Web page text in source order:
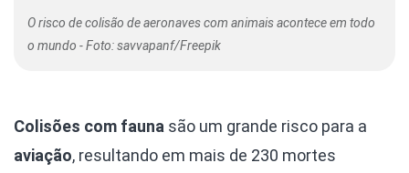
O risco de colisão de aeronaves com animais acontece em todo
o mundo - Foto: savvapanf/Freepik
Colisões com fauna são um grande risco para a
aviação, resultando em mais de 230 mortes